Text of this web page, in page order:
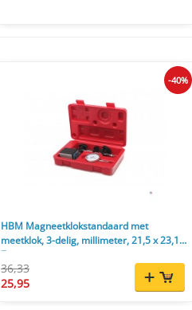
HBM Magneetklokstandaard met
meetklok, 3-delig, millimeter, 21,5 x 23,1 x
7 cm
36,33
25,95
-40%